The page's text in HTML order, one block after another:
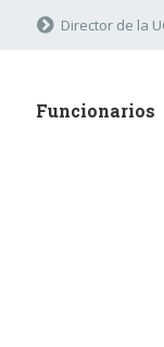
Director de la
Funcionarios